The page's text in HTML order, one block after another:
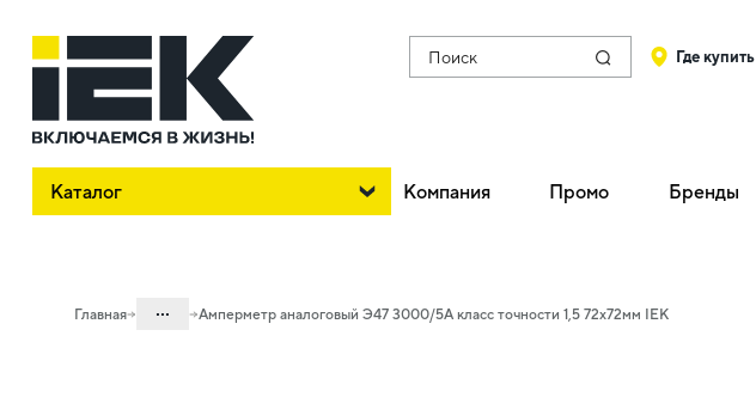
Поиск Где купить
Каталог Компания Промо Бренды
Главная ... Амперметр аналоговый Э47 3000/5А класс точности 1,5 72х72мм IEK